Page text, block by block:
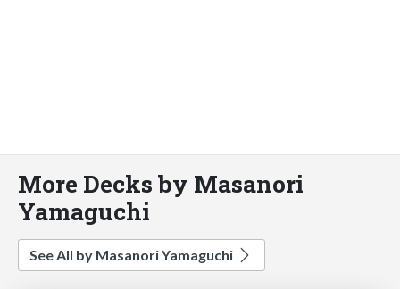
More Decks by Masanori
Yamaguchi
See All by Masanori Yamaguchi